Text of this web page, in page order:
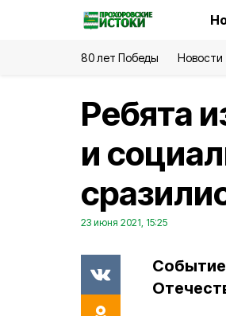
80 лет Победы Новости
Ребята
и
23 июня 2021, 15:25